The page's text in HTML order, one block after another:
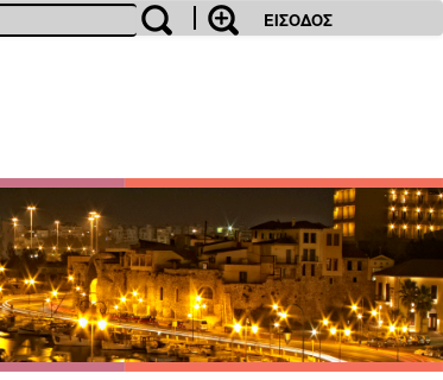
ΕΙΣΟΔΟΣ